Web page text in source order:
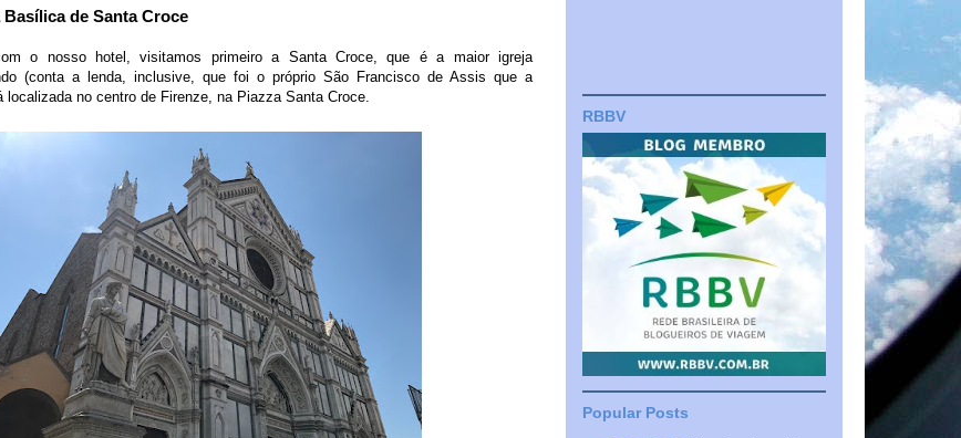
de Santa Croce
o nosso hotel, visitamos primeiro a Santa Croce, que é a maior igreja
(conta a lenda, inclusive, que foi o próprio São Francisco de Assis que a
localizada no centro de Firenze, na Piazza Santa Croce.
RBBV
Popular Posts